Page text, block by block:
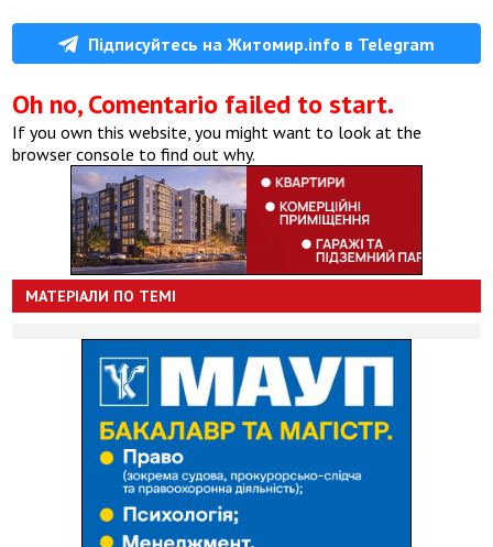
Підписуйтесь на Житомир.info в Telegram
Oh no, Comentario failed to start.
If you own this website, you might want to look at the
browser console to find out why.
МАТЕРІАЛИ ПО ТЕМІ